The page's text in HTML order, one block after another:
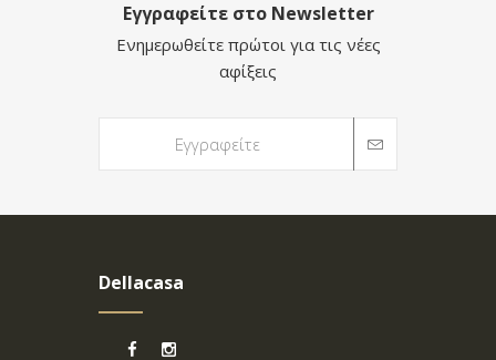
Εγγραφείτε στο Newsletter
Ενημερωθείτε πρώτοι για τις νέες
αφίξεις
Dellacasa